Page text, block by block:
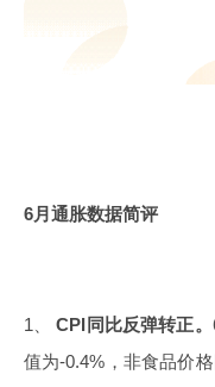
6月通胀数据简评
1、 CPI同比反弹转正。
值为-0.4%，非食品价